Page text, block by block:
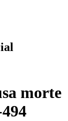
morte